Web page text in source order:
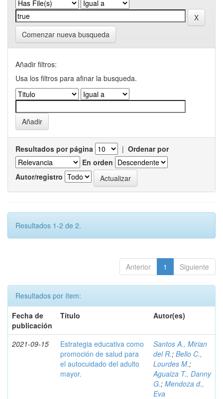
Comenzar nueva busqueda
Añadir filtros:
Usa los filtros para afinar la busqueda.
Resultados por página | Ordenar por
En orden
Autor/registro
Resultados 1-2 de 2.
Anterior 1 Siguiente
Resultados por ítem:
Fecha de
publicación
Título Autor(es)
2021-09-15
Estrategia educativa como
promoción de salud para
el autocuidado del adulto
mayor.
Santos A., Mirian
del R.; Bello C.,
Lourdes M.;
Aguaiza T., Danny
G.; Mendoza d.,
Eva